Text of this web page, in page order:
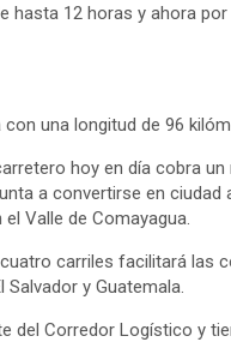
hasta 12 horas y ahora
con una longitud de 96
hoy en día cobra
a convertirse en
Valle de Comayagua.
carriles facilitará las
Salvador y Guatemala.
del Corredor Logístico y